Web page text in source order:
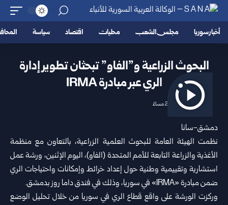
أخبار سوريا مجلس الشعب محليات اقتصاد سياسة
البحوث الزراعية و”الفاو” تبحثان تطوير إدارة
الري عبر مبادرة IRMA
2026/06/15 2:49 مساءً
دمشق-سانا
نظمت الهيئة العامة للبحوث العلمية الزراعية، بالتعاون مع منظمة
الأغذية والزراعة التابعة للأمم المتحدة (الفاو)، اليوم الإثنين، ورشة عمل
استشارية وتقييمية وطنية حول إعداد خرائط وإمكانات واحتياجات الري
ضمن مبادرة «IRMA» في سوريا، وذلك في فندق داما روز ب
دمشق.
وركزت الورشة على واقع قطاع الري في سوريا من خلال تحليل الوضع